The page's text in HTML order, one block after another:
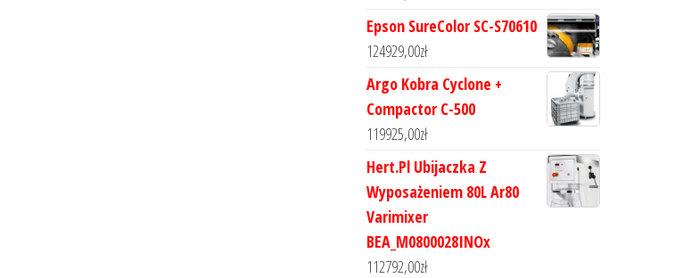
Epson SureColor SC-S70610
124929,00zł
Argo Kobra Cyclone +
Compactor C-500
119925,00zł
Hert.Pl Ubijaczka Z
Wyposażeniem 80L Ar80
Varimixer
BEA_M0800028INOx
112792,00zł